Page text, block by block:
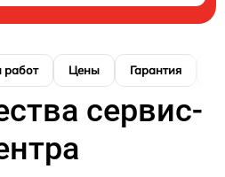
работ Цены Гарантия
сервис-